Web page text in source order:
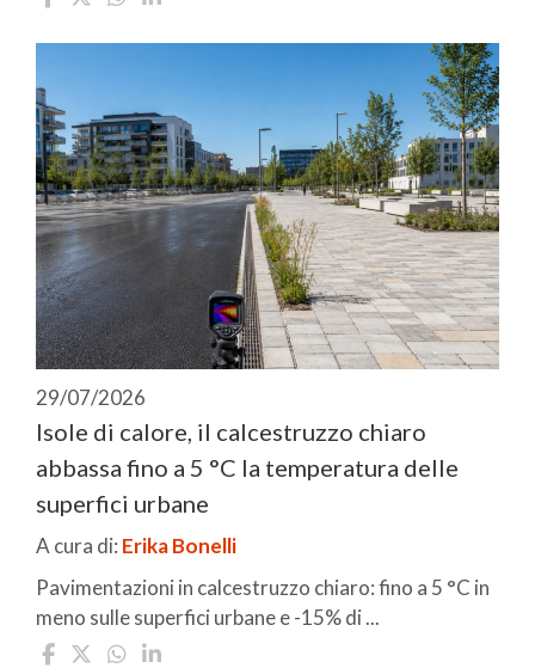
29/07/2026
Isole di calore, il calcestruzzo chiaro
abbassa fino a 5 °C la temperatura delle
superfici urbane
A cura di: Erika Bonelli
Pavimentazioni in calcestruzzo chiaro: fino a 5 °C in
meno sulle superfici urbane e -15% di ...